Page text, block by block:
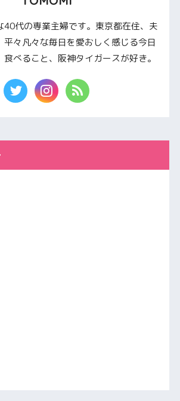
40代の専業主婦です。東京都在住、夫
平々凡々な毎日を愛おしく感じる今日
べること、阪神タイガースが好き。